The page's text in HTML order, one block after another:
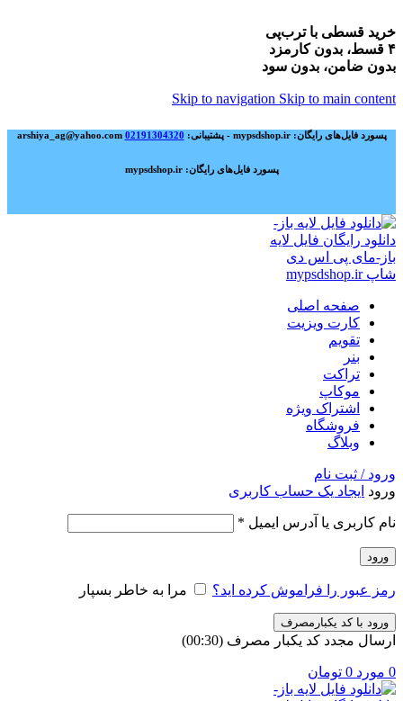
خرید قسطی با ترب‌پی
۴ قسط، بدون کارمزد
بدون ضامن، بدون سود
Skip to navigation Skip to main content
پسورد فایل‌های رایگان: mypsdshop.ir - پشتیبانی: arshiya_ag@yahoo.com 02191304320
پسورد فایل‌های رایگان: mypsdshop.ir
صفحه اصلی
کارت ویزیت
تقویم
بنر
تراکت
موکاپ
اشتراک ویژه
فروشگاه
وبلاگ
ورود / ثبت نام
ورود ایجاد یک حساب کاربری
نام کاربری یا آدرس ایمیل *
ورود
رمز عبور را فراموش کرده اید؟ مرا به خاطر بسپار
ورود با کد یکبارمصرف
ارسال مجدد کد یکبار مصرف (00:
30
)
0 مورد 0 تومان